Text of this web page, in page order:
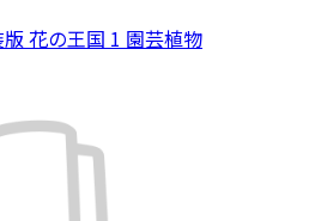
版 花の王国 1 園芸植物